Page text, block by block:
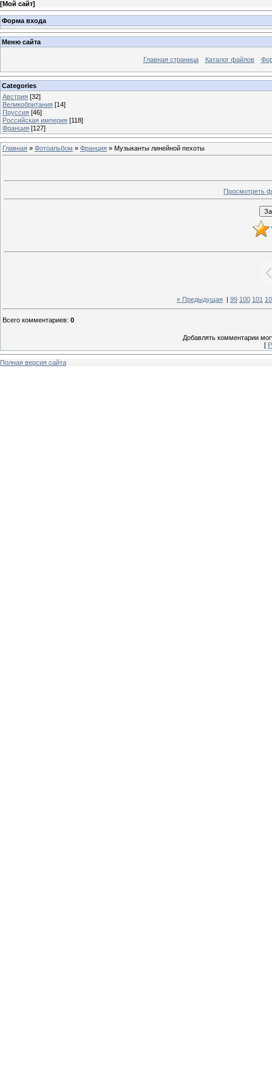
[Мой сайт]
Форма входа
Меню сайта
Главная страница Каталог файлов
Categories
Австрия [32]
Великобритания [14]
Пруссия [46]
Российская империя [118]
Франция [127]
Главная » Фотоальбом » Франция » Музыканты линейной пехоты
Просмотреть
« Предыдущая 99 100 101
Всего комментариев: 0
Добавлять комментарии
[
Полная версия сайта